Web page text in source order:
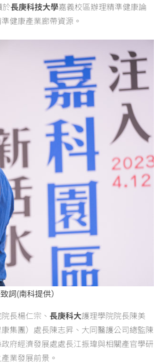
於長庚科技大學嘉義校區辦理精準健康論
健康產業廊帶資源。
詞(南科提供）
長楊仁宗、 長庚科大護理學院院長陳美
集團）處長陳志昇、大同醫護公司總監陳
府經濟發展處處長江振瑋與相關產官學研
業發展前景。